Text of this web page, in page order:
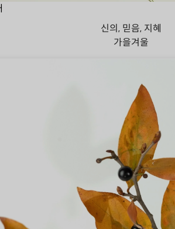
신의, 믿음, 지혜
가을겨울